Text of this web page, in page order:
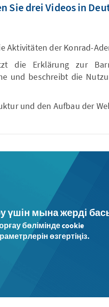
Sie drei Videos in
Aktivitäten der Konrad-
die Erklärung zur
und beschreibt die
und den Aufbau der
үшін мына жерді
бөлімінде cookie
өзгертіңіз.